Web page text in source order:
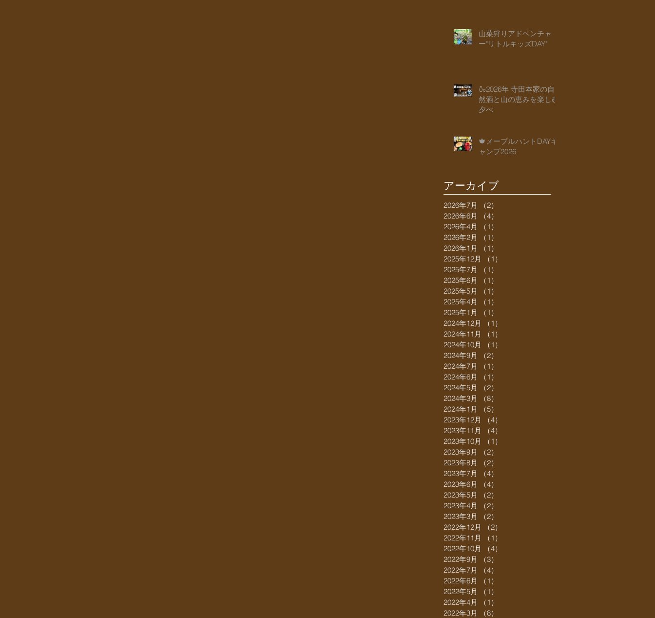
山菜狩りアドベンチャ
ー"リトルキッズDAY"
🍶2026年 寺田本家の自
然酒と山の恵みを楽しむ
夕べ
🍁メープルハントDAYキ
ャンプ2026
アーカイブ
2026年7月 （2）
2026年6月
（4）
2026年4月
（1）
2026年2月
（1）
2026年1月
（1）
2025年12月
（1）
2025年7月
（1）
2025年6月
（1）
2025年5月
（1）
2025年4月
（1）
2025年1月
（1）
2024年12月
（1）
2024年11月
（1）
2024年10月
（1）
2024年9月
（2）
2024年7月
（1）
2024年6月
（1）
2024年5月
（2）
2024年3月
（8）
2024年1月
（5）
2023年12月
（4）
2023年11月
（4）
2023年10月
（1）
2023年9月
（2）
2023年8月
（2）
2023年7月
（4）
2023年6月
（4）
2023年5月
（2）
2023年4月
（2）
2023年3月
（2）
2022年12月
（2）
2022年11月
（1）
2022年10月
（4）
2022年9月
（3）
2022年7月
（4）
2022年6月
（1）
2022年5月
（1）
2022年4月
（1）
2022年3月
（8）